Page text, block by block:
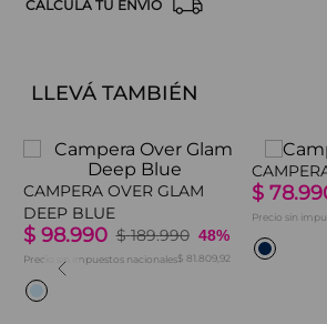
CALCULÁ TU ENVÍO
LLEVÁ TAMBIÉN
CAMPERA OVER GLAM
DEEP BLUE
$ 98.990 $ 189.990 48%
Precio sin impuestos nacionales$ 81.809,92
$ 78.
Precio sin